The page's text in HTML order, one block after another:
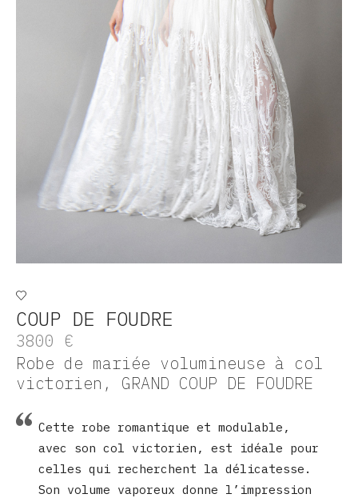
COUP DE FOUDRE
3800 €
Robe de mariée volumineuse à col
victorien, GRAND COUP DE FOUDRE
Cette robe romantique et modulable,
avec son col victorien, est idéale pour
celles qui recherchent la délicatesse.
Son volume vaporeux donne l’impression